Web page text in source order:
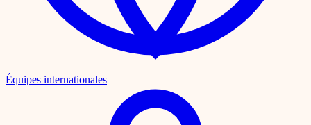
Équipes internationales